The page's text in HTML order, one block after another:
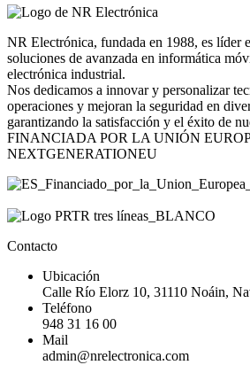
NR Electrónica, fundada en 1988, es líder
soluciones de avanzada en informática
electrónica industrial.
Nos dedicamos a innovar y personalizar
operaciones y mejoran la seguridad en
garantizando la satisfacción y el éxito de
FINANCIADA POR LA UNIÓN
NEXTGENERATIONEU
Contacto
Ubicación
Calle Río Elorz 10, 31110 Noáin,
Teléfono
948 31 16 00
Mail
admin@nrelectronica.com